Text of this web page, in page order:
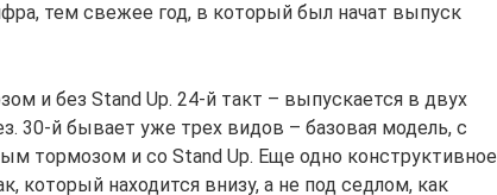
тем свежее год, в который был начат выпуск
и без Stand Up. 24-й такт – выпускается в двух
30-й бывает уже трех видов – базовая модель, с
тормозом и со Stand Up. Еще одно конструктивное
который находится внизу, а не под седлом, как